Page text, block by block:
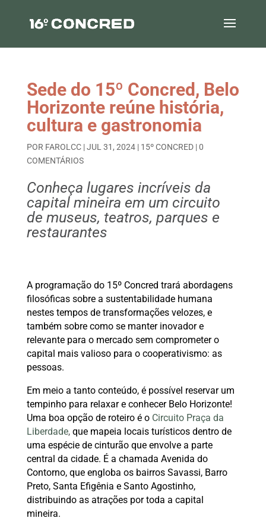
Sede do 15º Concred, Belo
Horizonte reúne história,
cultura e gastronomia
POR FAROLCC|JUL 31, 2024| 15º CONCRED|0
COMENTÁRIOS
Conheça lugares incríveis da
capital mineira em um circuito
de museus, teatros, parques e
restaurantes
A programação do 15º Concred trará abordagens
filosóficas sobre a sustentabilidade humana
nestes tempos de transformações velozes, e
também sobre como se manter inovador e
relevante para o mercado sem comprometer o
capital mais valioso para o cooperativismo: as
pessoas.
Em meio a tanto conteúdo, é possível reservar um
tempinho para relaxar e conhecer Belo Horizonte!
Uma boa opção de roteiro é o Circuito Praça da
Liberdade, que mapeia locais turísticos dentro de
uma espécie de cinturão que envolve a parte
central da cidade. É a chamada Avenida do
Contorno, que engloba os bairros Savassi, Barro
Preto, Santa Efigênia e Santo Agostinho,
distribuindo as atrações por toda a capital
mineira.